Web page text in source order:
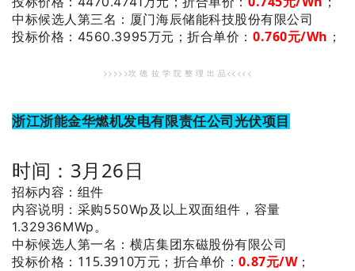
中标候选人第三名 ：厦门海辰储能科技股份有限公司
投标价格：4560.3995万元；折合单价： 0.760元/Wh ；
>>>>>坎 德 拉 学 院 整 理 出 品<<<<<
浙江浙能金华燃机发电有限责任公司光伏项目
时间：3月26日
招标内容：组件
内容说明：采购550Wp及以上双面组件，容量
1.32936MWp 。
中标候选人第一名 ：横店集团东磁股份有限公司
投标价格：115.3910万元； 折合单价：0.87元/W；